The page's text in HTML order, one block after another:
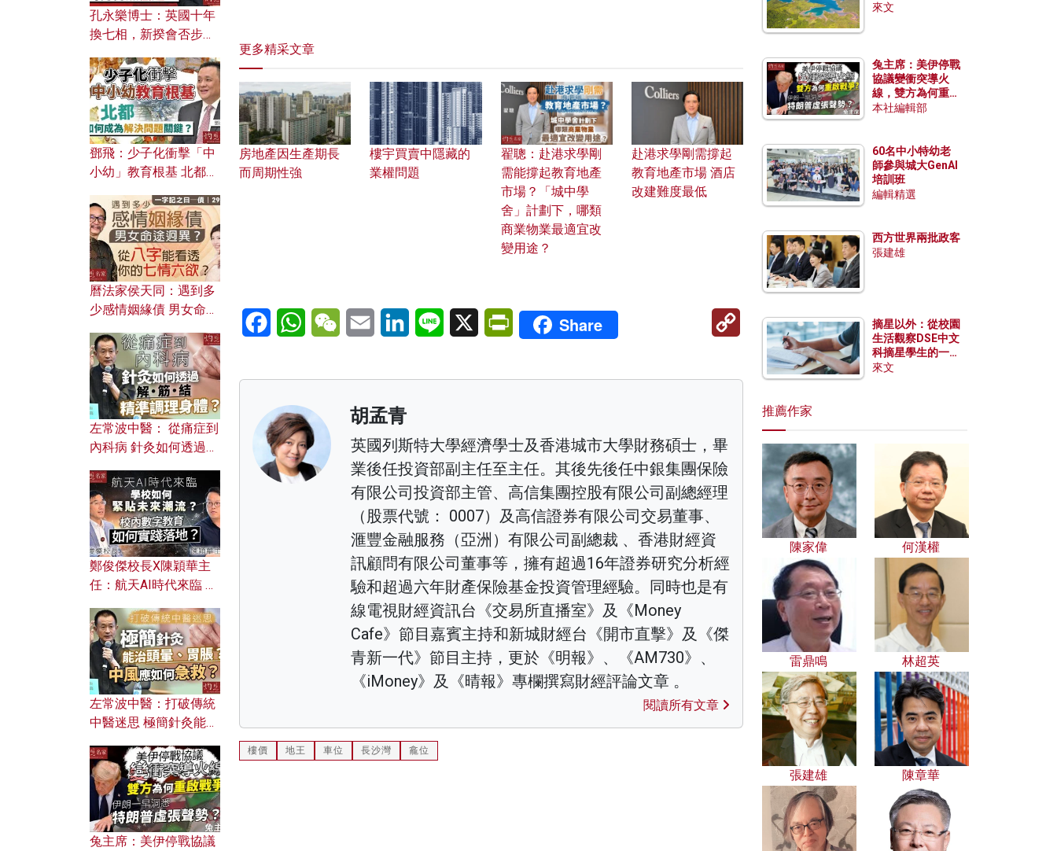
更多精采文章
房地產因生產期長
而周期性強
樓宇買賣中隱藏的
業權問題
翟聰：赴港求學剛
需能撐起教育地產
市場？「城中學
舍」計劃下，哪類
商業物業最適宜改
變用途？
赴港求學剛需撐起
教育地產市場 酒店
改建難度最低
FacebookWhatsAppWeChatEmail LinkedInLine X PrintFriendly
Share
Copy
胡孟青
英國列斯特大學經濟學士及香港城市大學財務碩士，畢
業後任投資部副主任至主任。其後先後任中銀集團保險
有限公司投資部主管、高信集團控股有限公司副總經理
（股票代號： 0007）及高信證券有限公司交易董事、
滙豐金融服務（亞洲）有限公司副總裁 、香港財經資
訊顧問有限公司董事等，擁有超過16年證券研究分析經
驗和超過六年財產保險基金投資管理經驗。同時也是有
線電視財經資訊台《交易所直播室》及《Money
Cafe》節目嘉賓主持和新城財經台《開市直擊》及《傑
青新一代》節目主持，更於《明報》、《AM730》、
《iMoney》及《晴報》專欄撰寫財經評論文章 。
閱讀所有文章
樓價 地王 車位 長沙灣 龕位
孔永樂博士：英國十年
換七相，新揆會否步前
濟為何仍然低迷？
鄧飛：少子化衝擊「中
小幼」教育根基 北都如
曆法家侯天同：遇到多
少感情姻緣債 男女命途
的七情六欲？
左常波中醫： 從痛症到
內科病 針灸如何透過解
鄭俊傑校長X陳穎華主
任：航天AI時代來臨 學
校內數字教育如何實踐
落地？
左常波中醫：打破傳統
中醫迷思 極簡針灸能治
何急救？
兔主席：美伊停戰協議
來文
兔主席：美伊停戰
協議變衝突導火
線，雙方為何重啟
戰爭？伊朗一早洞
本社編輯部
60名中小特幼老
師參與城大GenAI
培訓班
編輯精選
西方世界兩批政客
張建雄
摘星以外：從校園
生活觀察DSE中文
科摘星學生的一點
特質
來文
推薦作家
陳家偉 何漢權
雷鼎鳴 林超英
張建雄 陳章華